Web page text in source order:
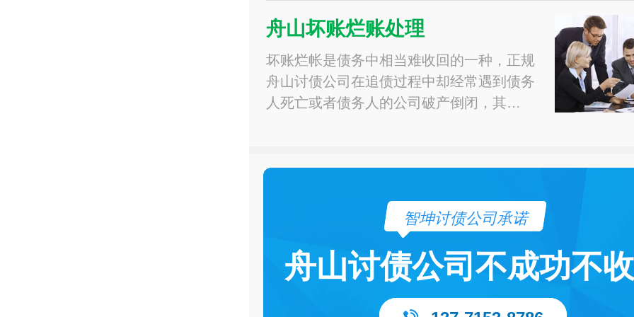
舟山坏账烂账处理
坏账烂帐是债务中相当难收回的一种，正规
舟山讨债公司在追债过程中却经常遇到债务
人死亡或者债务人的公司破产倒闭，其…
智坤讨债公司承诺
舟山讨债公司不成功不